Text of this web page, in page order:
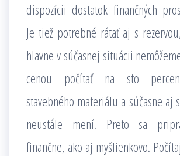
dispozícii dostatok finančných
Je tiež potrebné rátať aj s
hlavne v súčasnej situácii
cenou počítať na sto
stavebného materiálu a súčasne aj
neustále mení. Preto sa
finančne, ako aj myšlienkovo.